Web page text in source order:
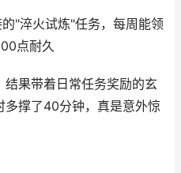
的"淬火试炼"任务，每周能领
点耐久
果带着日常任务奖励的玄
撑了40分钟，真是意外惊